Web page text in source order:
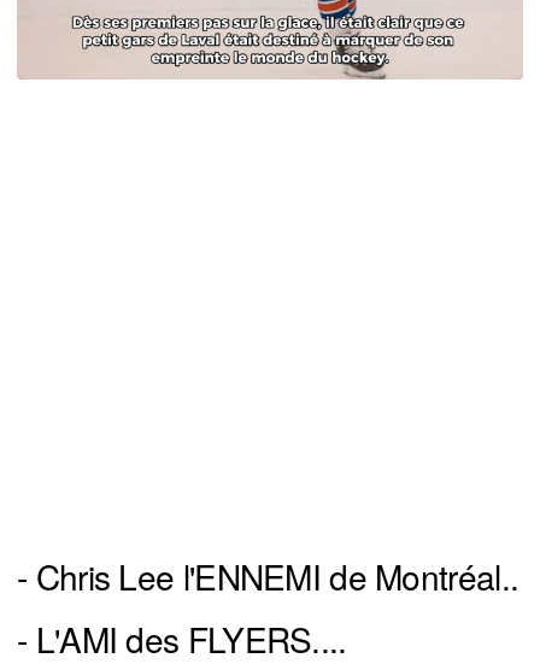
- Chris Lee l'ENNEMI de Montréal..
- L'AMI des FLYERS....